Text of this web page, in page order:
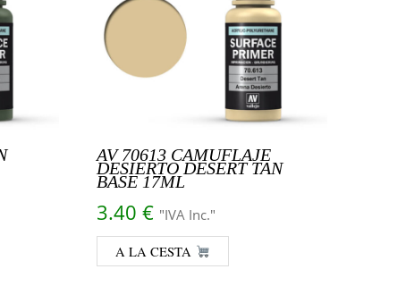
AV 70613 CAMUFLAJE
DESIERTO DESERT TAN
BASE 17ML
3.40 € "IVA Inc."
A LA CESTA